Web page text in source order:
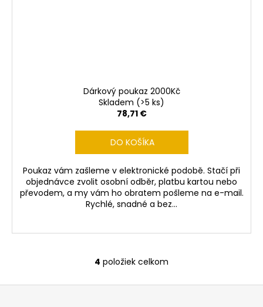
Dárkový poukaz 2000Kč
Skladem (>5 ks)
78,71 €
DO KOŠÍKA
Poukaz vám zašleme v elektronické podobě. Stačí při
objednávce zvolit osobní odběr, platbu kartou nebo
převodem, a my vám ho obratem pošleme na e-mail.
Rychlé, snadné a bez...
O
v
4 položiek celkom